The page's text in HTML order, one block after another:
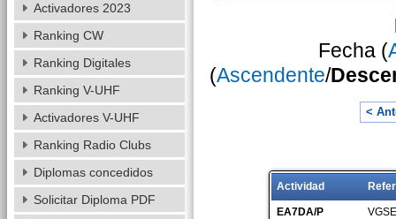
Fecha (
(Ascendente/
<
Actividad
EA7DA/P
Activadores 2023
Ranking CW
Ranking Digitales
Ranking V-UHF
Activadores V-UHF
Ranking Radio Clubs
Diplomas concedidos
Solicitar Diploma PDF